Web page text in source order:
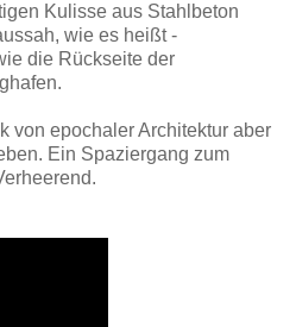
Kulisse aus Stahlbeton
wie es heißt -
die Rückseite der
von epochaler Architektur aber
Ein Spaziergang zum